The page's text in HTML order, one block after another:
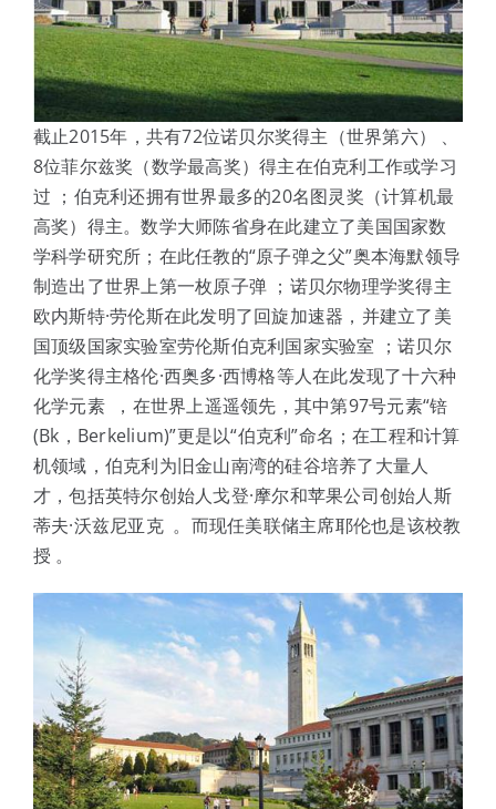
截止2015年，共有72位诺贝尔奖得主（世界第六） 、
8位菲尔兹奖（数学最高奖）得主在伯克利工作或学习
过 ；伯克利还拥有世界最多的20名图灵奖（计算机最
高奖）得主。数学大师陈省身在此建立了美国国家数
学科学研究所；在此任教的“原子弹之父”奥本海默领导
制造出了世界上第一枚原子弹 ；诺贝尔物理学奖得主
欧内斯特·劳伦斯在此发明了回旋加速器，并建立了美
国顶级国家实验室劳伦斯伯克利国家实验室 ；诺贝尔
化学奖得主格伦·西奥多·西博格等人在此发现了十六种
化学元素 ，在世界上遥遥领先，其中第97号元素“锫
(Bk，Berkelium)”更是以“伯克利”命名；在工程和计算
机领域，伯克利为旧金山南湾的硅谷培养了大量人
才，包括英特尔创始人戈登·摩尔和苹果公司创始人斯
蒂夫·沃兹尼亚克 。而现任美联储主席耶伦也是该校教
授 。